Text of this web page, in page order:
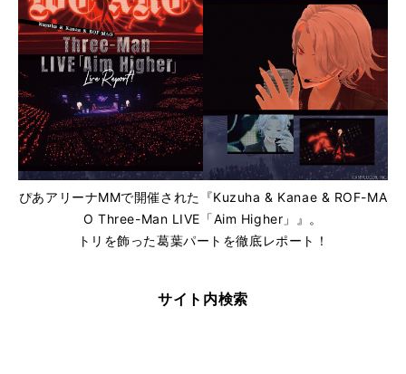
ぴあアリーナMMで開催された『Kuzuha & Kanae & ROF-MA
O Three-Man LIVE「Aim Higher」』。
トリを飾った葛葉パートを徹底レポート！
サイト内検索